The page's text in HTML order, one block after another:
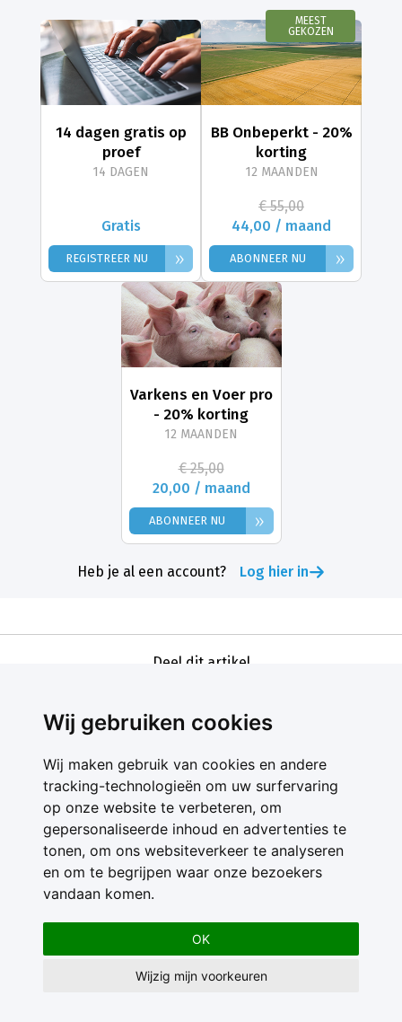
Wij gebruiken cookies
Wij maken gebruik van cookies en andere
tracking-technologieën om uw surfervaring
op onze website te verbeteren, om
gepersonaliseerde inhoud en advertenties te
tonen, om ons websiteverkeer te analyseren
en om te begrijpen waar onze bezoekers
vandaan komen.
OK
Wijzig mijn voorkeuren
14 dagen gratis op
proef
14 DAGEN
Gratis
REGISTREER NU »
MEEST
GEKOZEN
BB Onbeperkt - 20%
korting
12 MAANDEN
€ 55,00
44,00 / maand
ABONNEER NU »
Varkens en Voer pro
- 20% korting
12 MAANDEN
€ 25,00
20,00 / maand
ABONNEER NU »
Heb je al een account? Log hier in
Deel dit artikel
Contact
Feedback
Nieuwsbrief
Adverteren
Gebruikersvoorwaarden
Privacy Statement